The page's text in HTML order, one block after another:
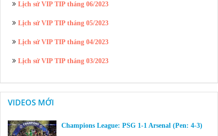
Lịch sử VIP TIP tháng 06/2023
Lịch sử VIP TIP tháng 05/2023
Lịch sử VIP TIP tháng 04/2023
Lịch sử VIP TIP tháng 03/2023
VIDEOS MỚI
Champions League: PSG 1-1 Arsenal (Pen: 4-3)